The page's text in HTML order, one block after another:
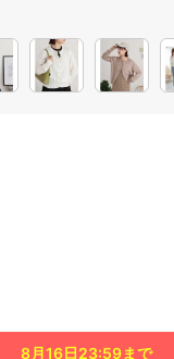
8月16日23:59まで